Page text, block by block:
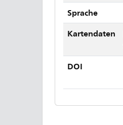
Sprache
Kartendaten
DOI